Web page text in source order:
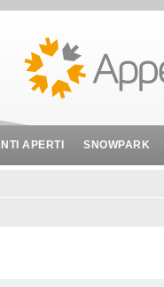
APERTI SNOWPARK